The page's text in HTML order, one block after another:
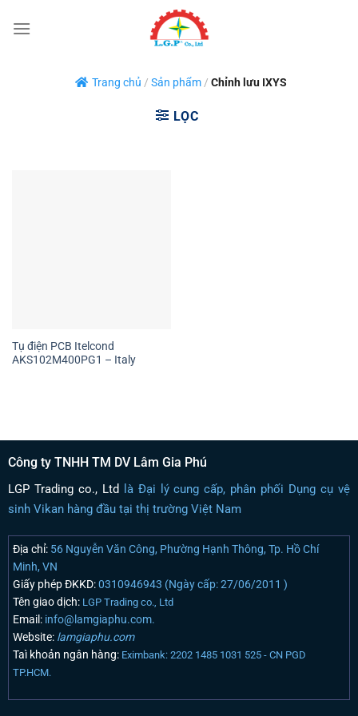
qua
Trang chủ / Sản phẩm/ Chỉnh lưu IXYS
LỌC
Tụ điện PCB Itelcond
AKS102M400PG1 – Italy
Công ty TNHH TM DV Lâm Gia Phú
LGP Trading co., Ltd là Đại lý cung cấp, phân phối Dụng cụ vệ
sinh Vikan hàng đầu tại thị trường Việt Nam
Địa chỉ:56 Nguyễn Văn Công, Phường Hạnh Thông, Tp. Hồ Chí
Minh, VN
Giấy phép ĐKKD:0310946943 (Ngày cấp: 27/06/2011 )
Tên giao dịch: LGP Trading co., Ltd
Email:info@lamgiaphu.com.
Website:lamgiaphu.com
Taì khoản ngân hàng: Eximbank: 2202 1485 1031 525 - CN PGD
TP.HCM.